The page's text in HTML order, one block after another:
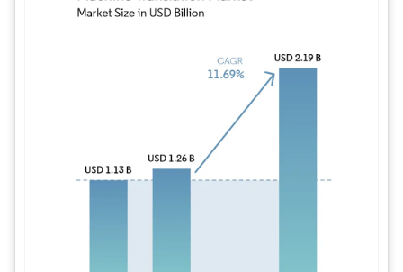
Image © Mordor Intelligence. La